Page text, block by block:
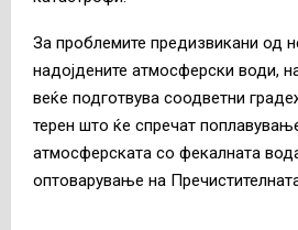
За проблемите предизвикани од
надојдените атмосферски води,
веќе подготвува соодветни
терен што ќе спречат
атмосферската со фекалната
оптоварување на